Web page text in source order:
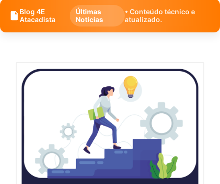
Blog 4E
Atacadista
Últimas
Notícias
• Conteúdo técnico e
atualizado.